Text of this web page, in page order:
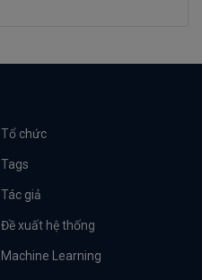
Tổ chức
Tags
Tác giả
Đề xuất hệ thống
Machine Learning